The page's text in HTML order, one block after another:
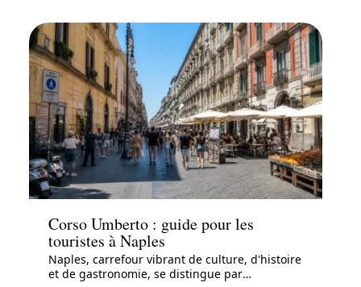
Voyage
Corso Umberto : guide pour les
touristes à Naples
Naples, carrefour vibrant de culture, d'histoire
et de gastronomie, se distingue par…